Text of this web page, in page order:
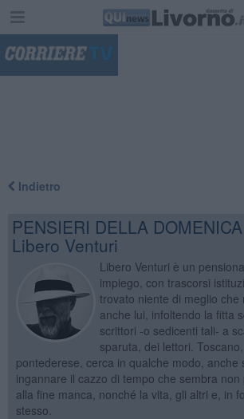
Indietro
PENSIERI DELLA
Libero Venturi
Libero Venturi è un
impiego, con trascorsi
trovato niente di meglio che
anche lui, infoltendo la fitta
scrittori -o sedicenti tali- a
sparuta, dei lettori.
pontederese, cerca in qualche modo, anche
ingannare il cazzo di tempo che sembra
alla fine manca, nonché la vita, gli altri e, in
stesso.